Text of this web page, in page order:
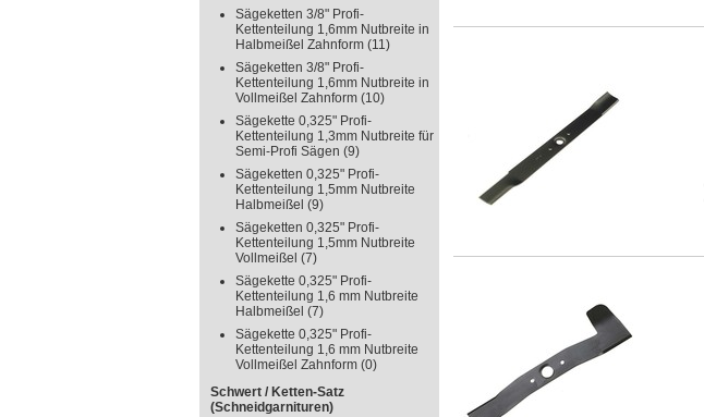
Sägeketten 3/8" Profi-
Kettenteilung 1,6mm Nutbreite in
Halbmeißel Zahnform (11)
Sägeketten 3/8" Profi-
Kettenteilung 1,6mm Nutbreite in
Vollmeißel Zahnform (10)
Sägekette 0,325" Profi-
Kettenteilung 1,3mm Nutbreite für
Semi-Profi Sägen (9)
Sägeketten 0,325" Profi-
Kettenteilung 1,5mm Nutbreite
Halbmeißel (9)
Sägeketten 0,325" Profi-
Kettenteilung 1,5mm Nutbreite
Vollmeißel (7)
Sägekette 0,325" Profi-
Kettenteilung 1,6 mm Nutbreite
Halbmeißel (7)
Sägekette 0,325" Profi-
Kettenteilung 1,6 mm Nutbreite
Vollmeißel Zahnform (0)
Schwert / Ketten-Satz
(Schneidgarnituren)